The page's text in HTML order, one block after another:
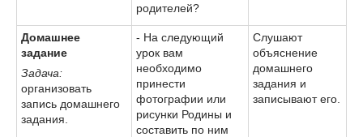
родителей?
Домашнее
задание
Задача:
организовать
запись домашнего
задания.
- На следующий
урок вам
необходимо
принести
фотографии или
рисунки Родины и
составить по ним
Слушают
объяснение
домашнего
задания и
записывают его.